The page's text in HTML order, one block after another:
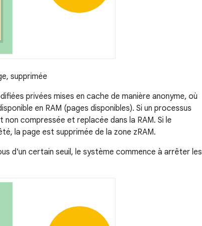
supprimée
privées mises en cache de manière anonyme, où
en RAM (pages disponibles). Si un processus
compressée et replacée dans la RAM. Si le
la page est supprimée de la zone zRAM.
d'un certain seuil, le système commence à arrêter les